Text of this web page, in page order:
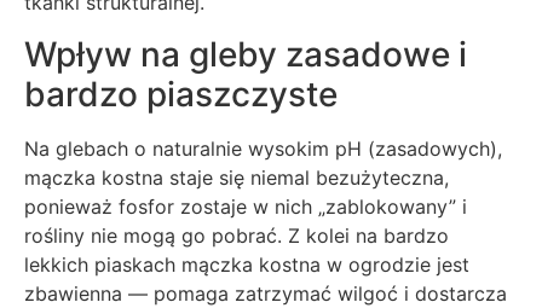
Wpływ na gleby zasadowe i
bardzo piaszczyste
Na glebach o naturalnie wysokim pH (zasadowych),
mączka kostna staje się niemal bezużyteczna,
ponieważ fosfor zostaje w nich „zablokowany” i
rośliny nie mogą go pobrać. Z kolei na bardzo
lekkich piaskach mączka kostna w ogrodzie jest
zbawienna — pomaga zatrzymać wilgoć i dostarcza